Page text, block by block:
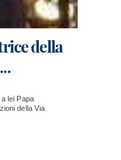
della
lei Papa
della Via